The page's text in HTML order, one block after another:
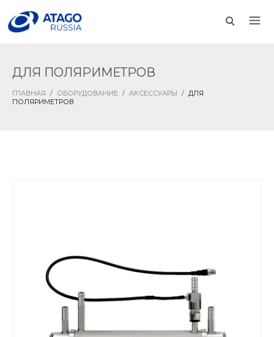
ДЛЯ ПОЛЯРИМЕТРОВ
ГЛАВНАЯ / ОБОРУДОВАНИЕ / АКСЕССУАРЫ / ДЛЯ
ПОЛЯРИМЕТРОВ